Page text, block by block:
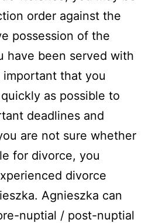
order against the
possession of the
have been served with
that you
as possible to
deadlines and
are not sure whether
for divorce, you
divorce
Agnieszka can
nuptial / post-nuptial